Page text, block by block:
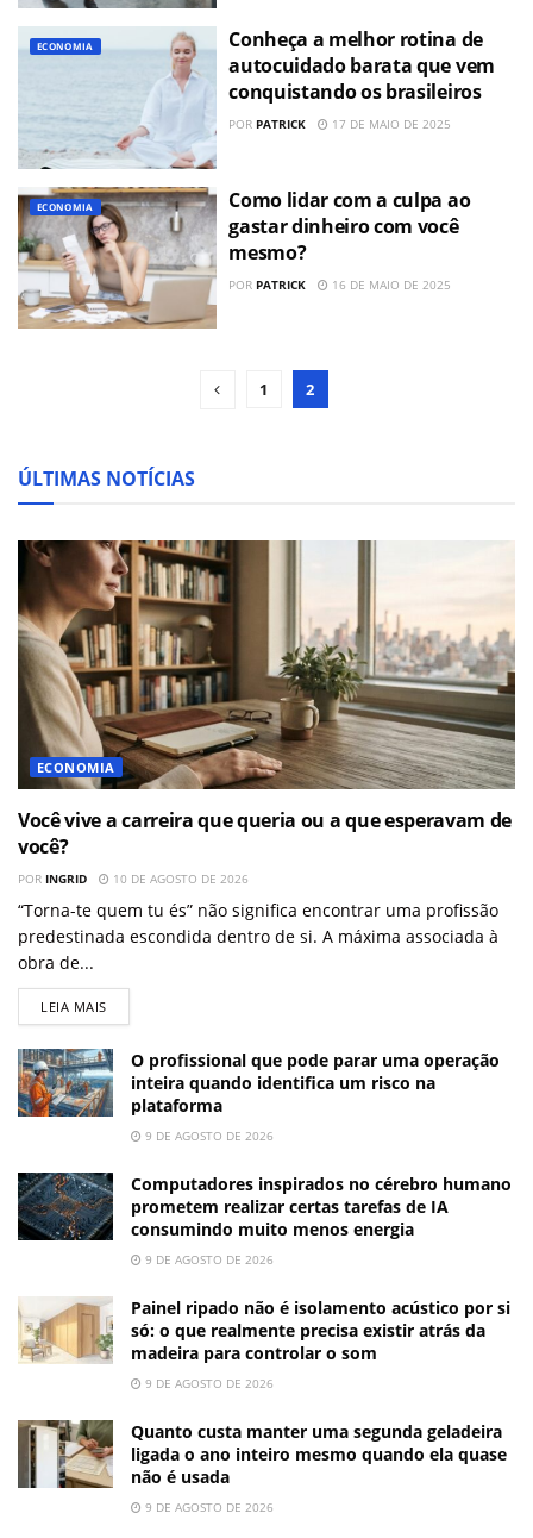
ECONOMIA
Conheça a melhor rotina de
autocuidado barata que vem
conquistando os brasileiros
POR PATRICK 17 DE MAIO DE 2025
ECONOMIA
Como lidar com a culpa ao
gastar dinheiro com você
mesmo?
POR PATRICK 16 DE MAIO DE 2025
1 2
ÚLTIMAS NOTÍCIAS
ECONOMIA
Você vive a carreira que queria ou a que esperavam de
você?
POR INGRID 10 DE AGOSTO DE 2026
“Torna-te quem tu és” não significa encontrar uma profissão
predestinada escondida dentro de si. A máxima associada à
obra de...
LEIA MAIS
O profissional que pode parar uma operação
inteira quando identifica um risco na
plataforma
9 DE AGOSTO DE 2026
Computadores inspirados no cérebro humano
prometem realizar certas tarefas de IA
consumindo muito menos energia
9 DE AGOSTO DE 2026
Painel ripado não é isolamento acústico por si
só: o que realmente precisa existir atrás da
madeira para controlar o som
9 DE AGOSTO DE 2026
Quanto custa manter uma segunda geladeira
ligada o ano inteiro mesmo quando ela quase
não é usada
9 DE AGOSTO DE 2026